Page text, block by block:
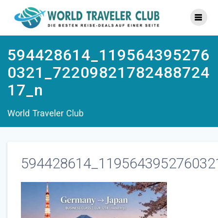
Inhalt
springen
594428614_119564395276
0321_72209821782488724
17_n
World Traveler Club